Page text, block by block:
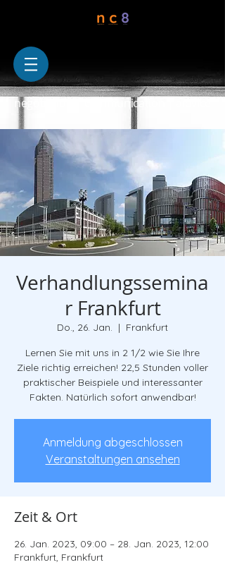
negotiation | communication | aidvice
Verhandlungssemina
r Frankfurt
Do., 26. Jan.
  |
Frankfurt
Lernen Sie mit uns in 2 1/2 wie Sie Ihre
Ziele richtig erreichen! 22,5 Stunden voller
praktischer Beispiele und interessanter
Fakten. Natürlich sofort anwendbar!
Anmeldung abgeschlossen
Veranstaltungen ansehen
Zeit & Ort
26. Jan. 2023, 09:00 – 28. Jan. 2023, 12:00
Frankfurt, Frankfurt